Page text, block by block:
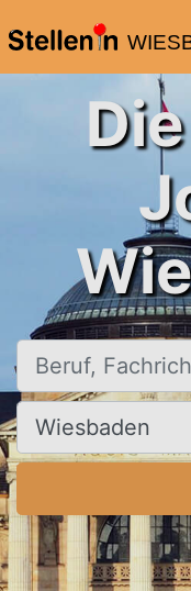
Beruf, Fachrichtung,
Ort, Stadt